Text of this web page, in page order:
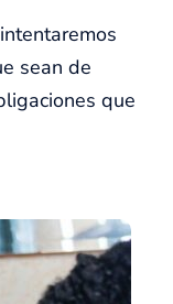
sean de
que